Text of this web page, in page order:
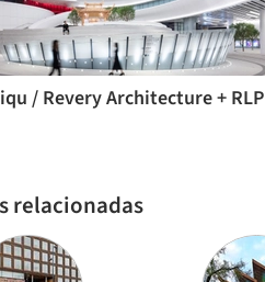
/ Revery Architecture + RLP
relacionadas